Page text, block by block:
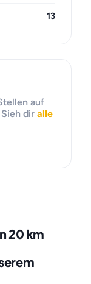
13
auf
dir alle
20 km